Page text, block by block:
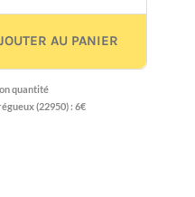
AU PANIER
quantité
(22950) : 6€